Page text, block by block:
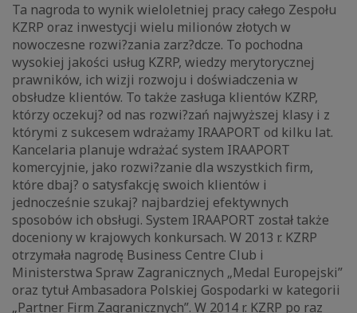
Ta nagroda to wynik wieloletniej pracy całego Zespołu
KZRP oraz inwestycji wielu milionów złotych w
nowoczesne rozwi?zania zarz?dcze. To pochodna
wysokiej jakości usług KZRP, wiedzy merytorycznej
prawników, ich wizji rozwoju i doświadczenia w
obsłudze klientów. To także zasługa klientów KZRP,
którzy oczekuj? od nas rozwi?zań najwyższej klasy i z
którymi z sukcesem wdrażamy IRAAPORT od kilku lat.
Kancelaria planuje wdrażać system IRAAPORT
komercyjnie, jako rozwi?zanie dla wszystkich firm,
które dbaj? o satysfakcję swoich klientów i
jednocześnie szukaj? najbardziej efektywnych
sposobów ich obsługi. System IRAAPORT został także
doceniony w krajowych konkursach. W 2013 r. KZRP
otrzymała nagrodę Business Centre Club i
Ministerstwa Spraw Zagranicznych „Medal Europejski”
oraz tytuł Ambasadora Polskiej Gospodarki w kategorii
„Partner Firm Zagranicznych”. W 2014 r. KZRP po raz